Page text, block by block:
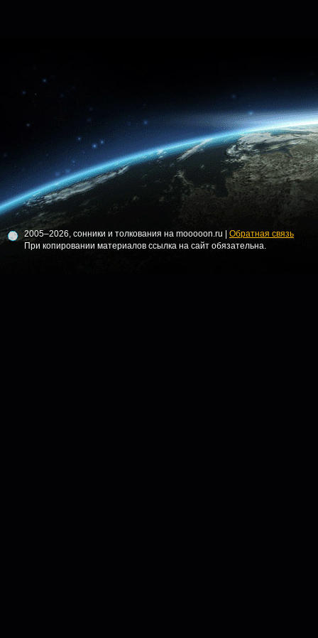
2005–2026, сонники и толкования на mooooon.ru | Обратная связь
При копировании материалов ссылка на сайт обязательна.